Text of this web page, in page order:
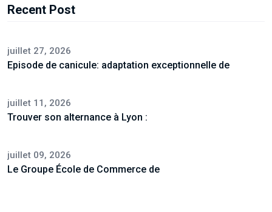
Recent Post
juillet 27, 2026
Episode de canicule: adaptation exceptionnelle de
juillet 11, 2026
Trouver son alternance à Lyon :
juillet 09, 2026
Le Groupe École de Commerce de